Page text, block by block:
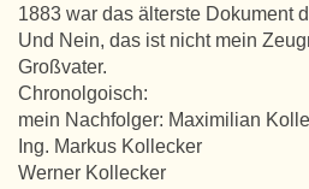
1883 war das älterste Dokument
Und Nein, das ist nicht mein
Großvater.
Chronolgoisch:
mein Nachfolger: Maximilian
Ing. Markus Kollecker
Werner Kollecker